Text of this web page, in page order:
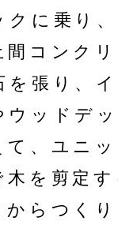
クに乗り
コンク
を張り、
ウッドデ
て、ユニ
を剪定
からつく